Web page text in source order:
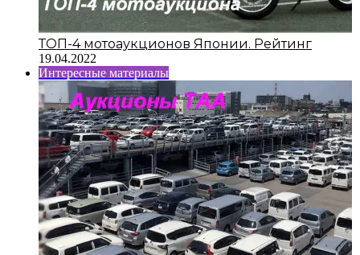
ТОП-4 мотоаукционов Японии. Рейтинг
19.04.2022
Интересные материалы